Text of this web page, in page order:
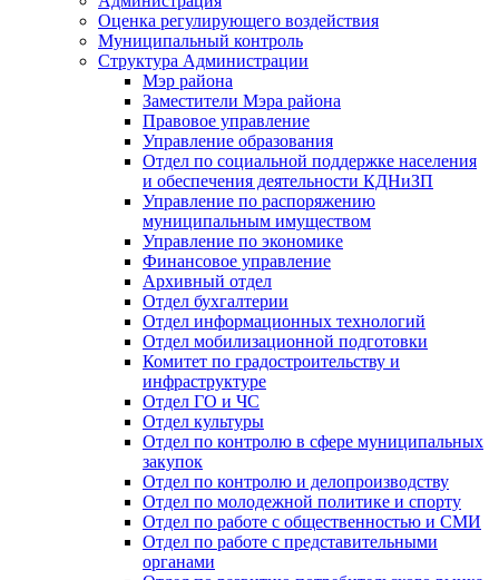
Оценка регулирующего воздействия
Муниципальный контроль
Структура Администрации
Мэр района
Заместители Мэра района
Правовое управление
Управление образования
Отдел по социальной поддержке населения
и обеспечения деятельности КДНиЗП
Управление по распоряжению
муниципальным имуществом
Управление по экономике
Финансовое управление
Архивный отдел
Отдел бухгалтерии
Отдел информационных технологий
Отдел мобилизационной подготовки
Комитет по градостроительству и
инфраструктуре
Отдел ГО и ЧС
Отдел культуры
Отдел по контролю в сфере муниципальных
закупок
Отдел по контролю и делопроизводству
Отдел по молодежной политике и спорту
Отдел по работе с общественностью и СМИ
Отдел по работе с представительными
органами